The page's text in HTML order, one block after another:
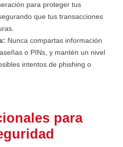
para proteger tus
que tus transacciones
Nunca compartas información
o PINs, y mantén un nivel
intentos de phishing o
para